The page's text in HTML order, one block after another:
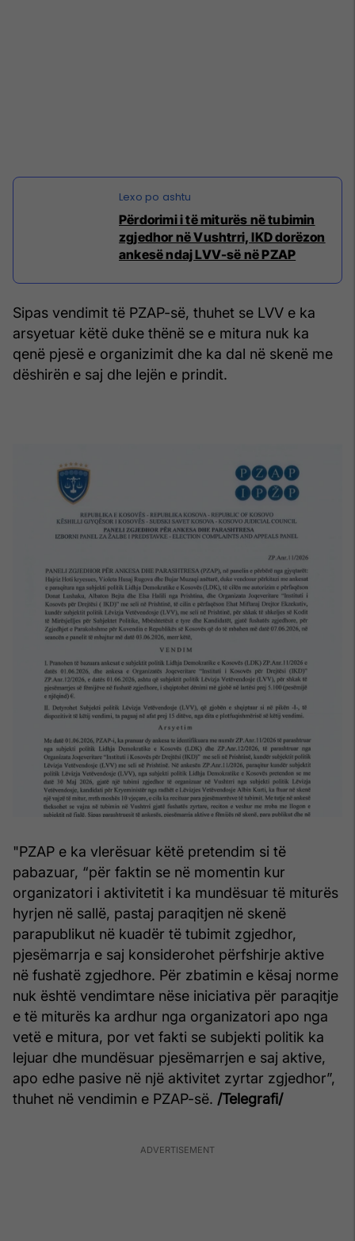
Përdorimi i të miturës në tubimin
zgjedhor në Vushtrri, IKD dorëzon
ankesë ndaj LVV-së në PZAP
Sipas vendimit të PZAP-së, thuhet se LVV e ka
arsyetuar këtë duke thënë se e mitura nuk ka
qenë pjesë e organizimit dhe ka dal në skenë me
dëshirën e saj dhe lejën e prindit.
"PZAP e ka vlerësuar këtë pretendim si të
pabazuar, “për faktin se në momentin kur
organizatori i aktivitetit i ka mundësuar të miturës
hyrjen në sallë, pastaj paraqitjen në skenë
parapublikut në kuadër të tubimit zgjedhor,
pjesëmarrja e saj konsiderohet përfshirje aktive
në fushatë zgjedhore. Për zbatimin e kësaj norme
nuk është vendimtare nëse iniciativa për paraqitje
e të miturës ka ardhur nga organizatori apo nga
vetë e mitura, por vet fakti se subjekti politik ka
lejuar dhe mundësuar pjesëmarrjen e saj aktive,
apo edhe pasive në një aktivitet zyrtar zgjedhor”,
thuhet në vendimin e PZAP-së. /Telegrafi/